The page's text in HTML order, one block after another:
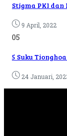
Stigma PKI dan
9 April, 2022
05
5 Suku
24 Januari,